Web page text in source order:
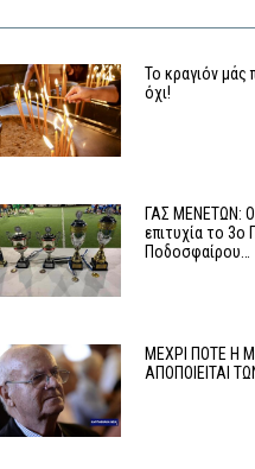
Το κραγιόν μάς
όχι!
ΓΑΣ ΜΕΝΕΤΩΝ:
επιτυχία το 3ο
Ποδοσφαίρου…
ΜΕΧΡΙ ΠΟΤΕ Η
ΑΠΟΠΟΙΕΙΤΑΙ